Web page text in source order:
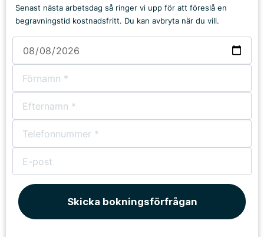
Senast nästa arbetsdag så ringer vi upp för att föreslå en
begravningstid kostnadsfritt. Du kan avbryta när du vill.
Skicka bokningsförfrågan